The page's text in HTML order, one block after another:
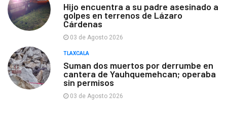
Hijo encuentra a su padre asesinado a
golpes en terrenos de Lázaro
Cárdenas
03 de Agosto 2026
TLAXCALA
Suman dos muertos por derrumbe en
cantera de Yauhquemehcan; operaba
sin permisos
03 de Agosto 2026